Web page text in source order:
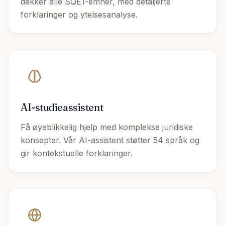
forklaringer og ytelsesanalyse.
AI-studieassistent
Få øyeblikkelig hjelp med komplekse juridiske
konsepter. Vår AI-assistent støtter 54 språk og
gir kontekstuelle forklaringer.